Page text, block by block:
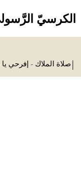
الكرسيّ
صلاة الملاك - إفرحي